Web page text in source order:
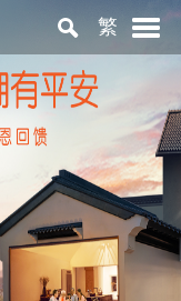
繁
係